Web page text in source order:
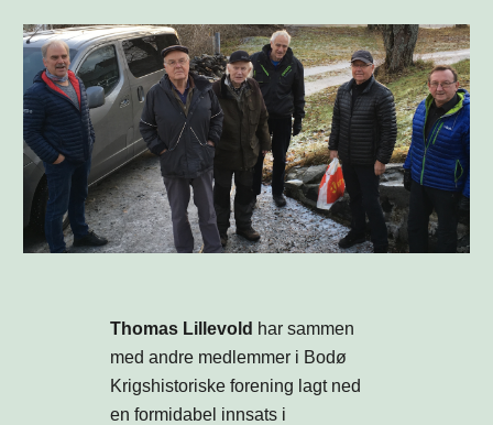
Thomas Lillevold har sammen
med andre medlemmer i Bodø
Krigshistoriske forening lagt ned
en formidabel innsats i